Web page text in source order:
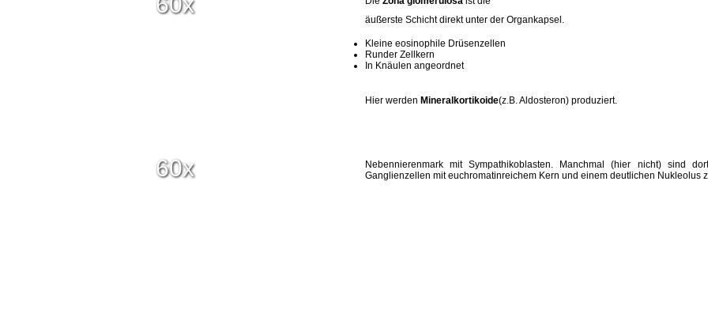
äußerste Schicht direkt unter der Organkapsel.
Kleine eosinophile Drüsenzellen
Runder Zellkern
In Knäulen angeordnet
Hier werden Mineralkortikoide(z.B. Aldosteron) produziert.
60x
Nebennierenmark mit Sympathikoblasten. Manchmal (hier nicht) sind
Ganglienzellen mit euchromatinreichem Kern und einem deutlichen Nukleolus